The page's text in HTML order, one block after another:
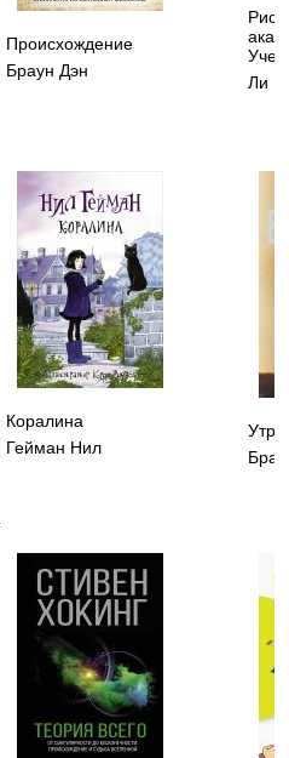
Происхождение
Браун Дэн
Ли
Коралина
Гейман Нил